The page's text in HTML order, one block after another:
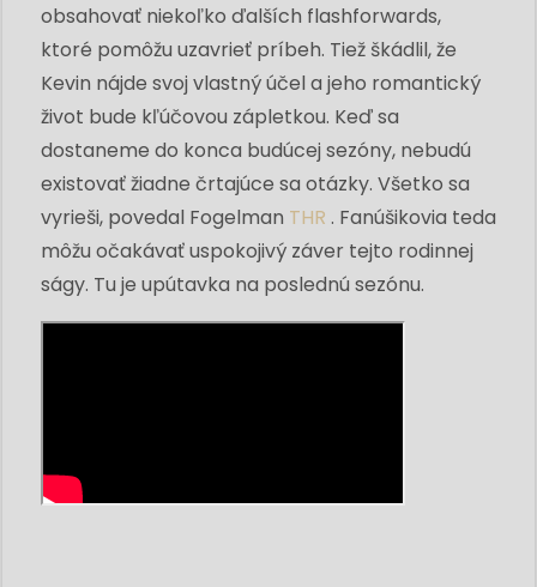
obsahovať niekoľko ďalších flashforwards,
ktoré pomôžu uzavrieť príbeh. Tiež škádlil, že
Kevin nájde svoj vlastný účel a jeho romantický
život bude kľúčovou zápletkou. Keď sa
dostaneme do konca budúcej sezóny, nebudú
existovať žiadne črtajúce sa otázky. Všetko sa
vyrieši, povedal Fogelman THR . Fanúšikovia teda
môžu očakávať uspokojivý záver tejto rodinnej
ságy. Tu je upútavka na poslednú sezónu.